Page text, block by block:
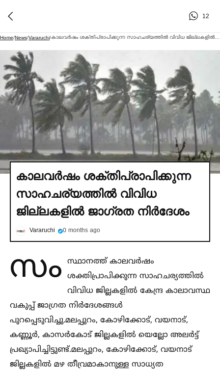
12
Home/News/Vararuchi/
കാലവര്‍ഷം ശക്തിപ്രാപിക്കുന്ന
സാഹചര്യത്തില്‍ വിവിധ
ജില്ലകളില്‍ ജാഗ്രത നിര്‍ദേശം
Vararuchi 0 months ago
സം സ്ഥാനത്ത് കാലവര്‍ഷം
ശക്തിപ്രാപിക്കുന്ന സാഹചര്യത്തില്‍
വിവിധ ജില്ലകളില്‍ കേന്ദ്ര കാലാവസ്ഥ
വകുപ്പ് ജാഗ്രത നിര്‍ദേശങ്ങള്‍
പുറപ്പെടുവിച്ചു.മലപ്പുറം, കോഴിക്കോട്, വയനാട്,
കണ്ണൂര്‍, കാസര്‍കോട് ജില്ലകളില്‍ യെല്ലോ അലര്‍ട്ട്
പ്രഖ്യാപിച്ചിട്ടുണ്ട്.മലപ്പുറം, കോഴിക്കോട്, വയനാട്
ജില്ലകളില്‍ മഴ തീവ്രമാകാനുള്ള സാധ്യത